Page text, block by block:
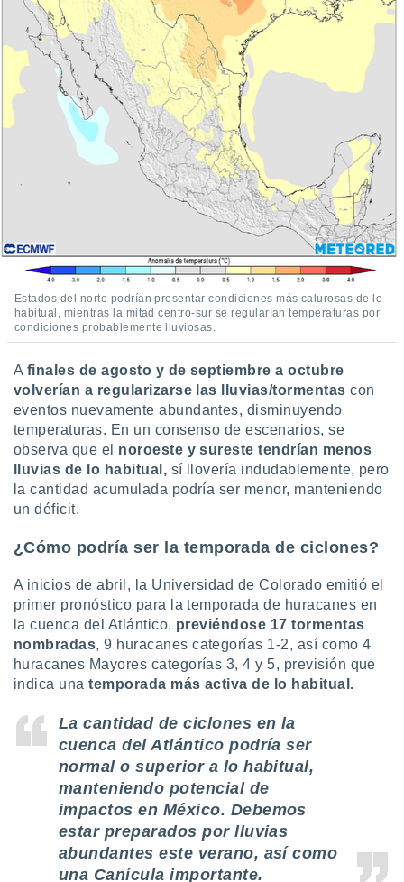
Estados del norte podrían presentar condiciones más calurosas de lo
habitual, mientras la mitad centro-sur se regularían temperaturas por
condiciones probablemente lluviosas.
A finales de agosto y de septiembre a octubre
volverían a regularizarse las lluvias/tormentas con
eventos nuevamente abundantes, disminuyendo
temperaturas. En un consenso de escenarios, se
observa que el noroeste y sureste tendrían menos
lluvias de lo habitual, sí llovería indudablemente, pero
la cantidad acumulada podría ser menor, manteniendo
un déficit.
¿Cómo podría ser la temporada de ciclones?
A inicios de abril, la Universidad de Colorado emitió el
primer pronóstico para la temporada de huracanes en
la cuenca del Atlántico, previéndose 17 tormentas
nombradas, 9 huracanes categorías 1-2, así como 4
huracanes Mayores categorías 3, 4 y 5, previsión que
indica unatemporada más activa de lo habitual.
La cantidad de ciclones en la
cuenca del Atlántico podría ser
normal o superior a lo habitual,
manteniendo potencial de
impactos en México. Debemos
estar preparados por lluvias
abundantes este verano, así como
una Canícula importante.